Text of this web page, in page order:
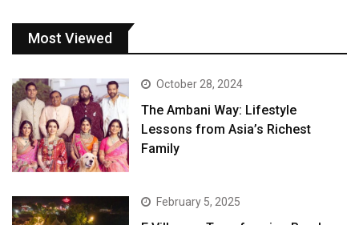
Most Viewed
October 28, 2024
The Ambani Way: Lifestyle
Lessons from Asia’s Richest
Family
February 5, 2025